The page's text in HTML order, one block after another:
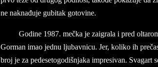
ne na­kna­đu­je gu­bi­tak go­to­vi­ne.
Go­di­ne 1987. mečka je za­i­gra­la i pred
Gorman imao jed­nu lju­bav­ni­cu. Jer, ko­li­ko ih
broj je za pe­de­se­to­go­dišnja­ka im­pre­si­van.